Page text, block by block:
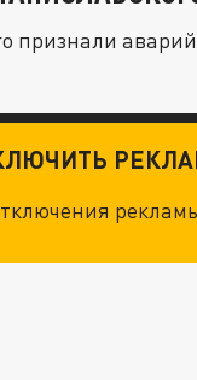
признали